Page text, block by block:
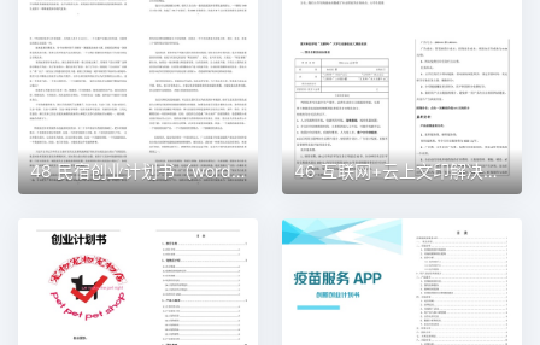
48 民宿创业计划书（word＋ppt配套）创业计划书word模板 46 互联网+云上文印解决方案创业计划书（word＋ppt配套）创业计划书word模板